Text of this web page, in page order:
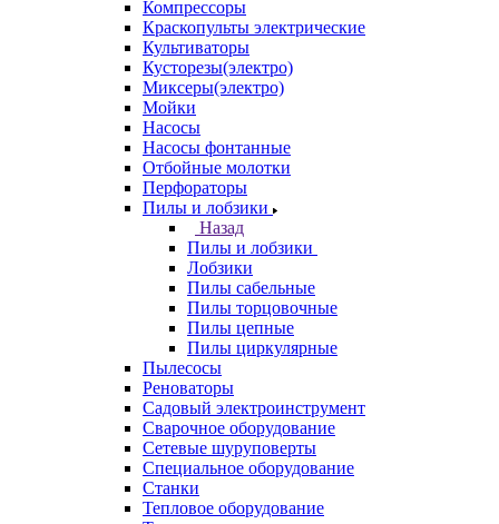
Компрессоры
Краскопульты электрические
Культиваторы
Кусторезы(электро)
Миксеры(электро)
Мойки
Насосы
Насосы фонтанные
Отбойные молотки
Перфораторы
Пилы и лобзики
Назад
Пилы и лобзики
Лобзики
Пилы сабельные
Пилы торцовочные
Пилы цепные
Пилы циркулярные
Пылесосы
Реноваторы
Садовый электроинструмент
Сварочное оборудование
Сетевые шуруповерты
Специальное оборудование
Станки
Тепловое оборудование